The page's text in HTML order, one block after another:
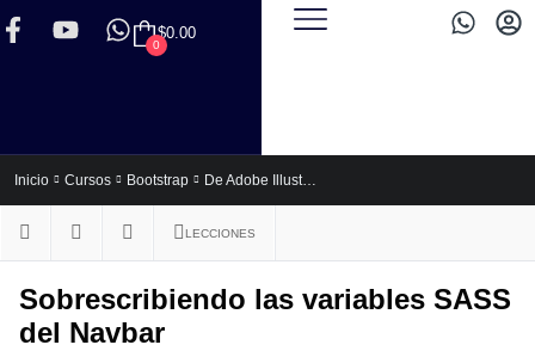
$0.00
0
Inicio Cursos Bootstrap De Adobe Illustrator a Bootstrap 5: ¡De Cero hasta Experto!
LECCIONES
Sobrescribiendo las variables SASS
del Navbar